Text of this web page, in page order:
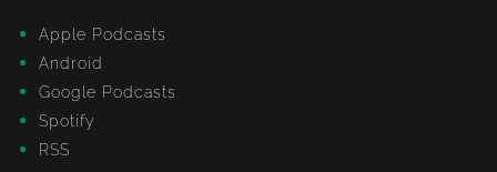
Apple Podcasts
Android
Google Podcasts
Spotify
RSS